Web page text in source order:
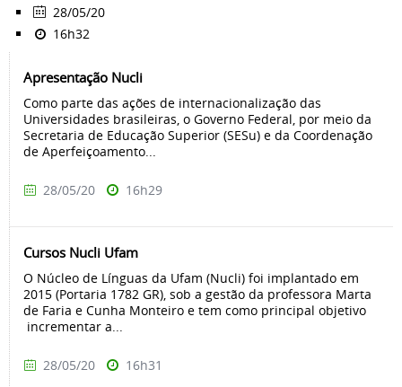
28/05/20
16h32
Apresentação Nucli
Como parte das ações de internacionalização das
Universidades brasileiras, o Governo Federal, por meio da
Secretaria de Educação Superior (SESu) e da Coordenação
de Aperfeiçoamento...
28/05/20 16h29
Cursos Nucli Ufam
O Núcleo de Línguas da Ufam (Nucli) foi implantado em
2015 (Portaria 1782 GR), sob a gestão da professora Marta
de Faria e Cunha Monteiro e tem como principal objetivo
incrementar a...
28/05/20 16h31